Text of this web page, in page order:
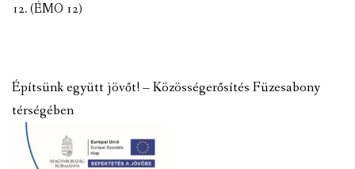
12. (ÉMO 12)
Építsünk együtt jövőt! – Közösségerősítés Füzesabony
térségében